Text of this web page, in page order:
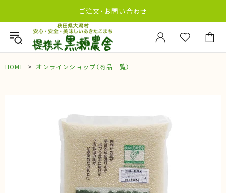
ご注文・お問い合わせ
HOME オンラインショップ（商品一覧）